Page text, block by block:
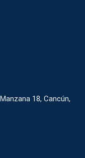
18, Cancún,